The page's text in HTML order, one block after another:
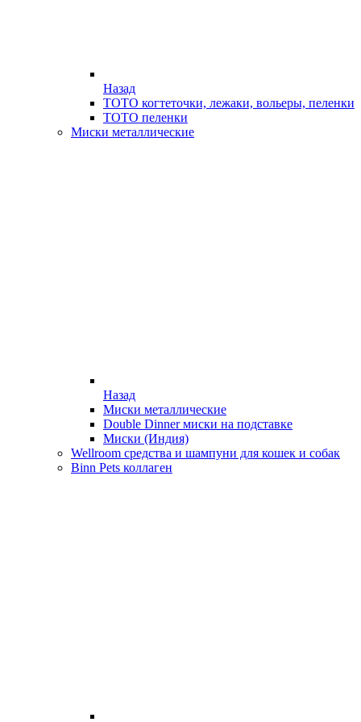
Назад
ТОТО когтеточки, лежаки, вольеры, пеленки
ТОТО пеленки
Миски металлические
Назад
Миски металлические
Double Dinner миски на подставке
Миски (Индия)
Wellroom средства и шампуни для кошек и собак
Binn Pets коллаген